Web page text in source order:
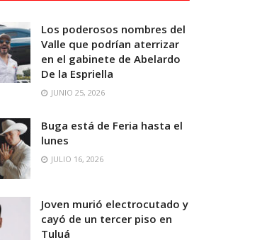
Los poderosos nombres del
Valle que podrían aterrizar
en el gabinete de Abelardo
De la Espriella
JUNIO 25, 2026
Buga está de Feria hasta el
lunes
JULIO 16, 2026
Joven murió electrocutado y
cayó de un tercer piso en
Tuluá